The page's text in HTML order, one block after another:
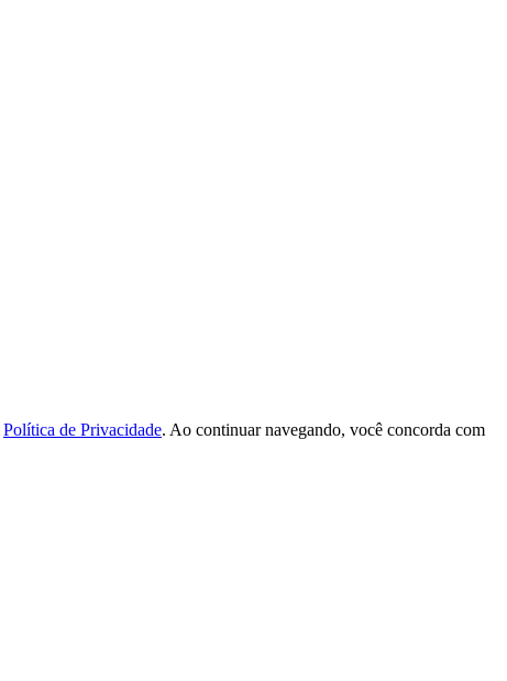
Política de Privacidade. Ao continuar navegando, você concorda com